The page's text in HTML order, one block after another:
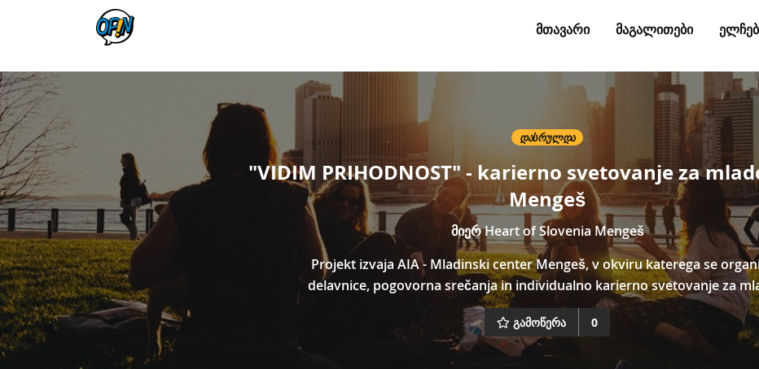
ᲛᲗᲐᲕᲐᲠᲘ ᲛᲐᲒᲐᲚᲘᲗᲔᲑᲘ
ᲓᲐᲡᲠᲣᲚᲓᲐ
"VIDIM PRIHODNOST" - karierno svetovanje za
Mengeš
მიერHeart of Slovenia Mengeš
Projekt izvaja AIA - Mladinski center Mengeš, v okviru katerega se
delavnice, pogovorna srečanja in individualno karierno svetovanje za
გამოწერა 0